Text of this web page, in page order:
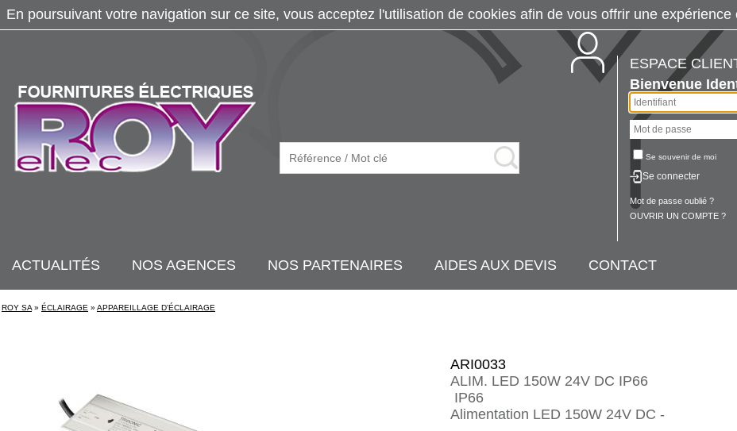
ESPACE
Bienvenue
Se souvenir de moi
Se connecter
Mot de passe oublié ?
OUVRIR UN COMPTE ?
ACTUALITÉS NOS AGENCES NOS PARTENAIRES AIDES AUX DEVIS CONTACT
ROY SA » ÉCLAIRAGE » APPAREILLAGE D'ÉCLAIRAGE
ARI0033
ALIM. LED 150W 24V DC IP66
IP66
Alimentation LED 150W 24V DC -
En poursuivant votre navigation sur ce site, vous acceptez l'utilisation de cookies afin de vous offrir une